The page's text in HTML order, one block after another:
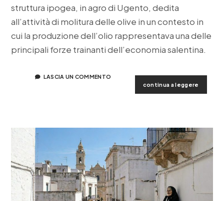
struttura ipogea, in agro di Ugento, dedita
all’attività di molitura delle olive in un contesto in
cui la produzione dell’olio rappresentava una delle
principali forze trainanti dell’economia salentina.
continua a leggere
frantoio
LASCIA UN COMMENTO